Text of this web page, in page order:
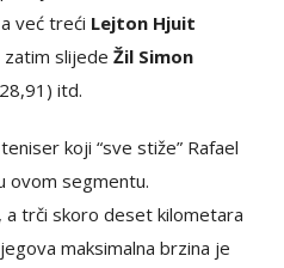
već treći Lejton Hjuit
slijede Žil Simon
itd.
koji “sve stiže” Rafael
ovom segmentu.
a trči skoro deset kilometara
maksimalna brzina je